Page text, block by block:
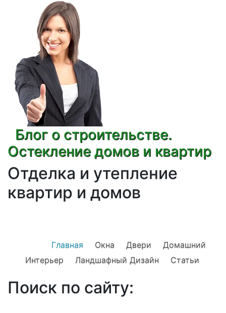
Блог о строительстве.
Остекление домов и квартир
Отделка и утепление
квартир и домов
Главная Окна Двери
Домашний
Интерьер
Ландшафный Дизайн Статьи
Поиск по сайту: